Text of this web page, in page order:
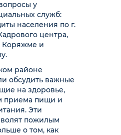
у
служб:
населения по г.
центра,
Коряжме и
районе
обсудить важные
на здоровье,
приема пищи и
Эти
пожилым
о том, как